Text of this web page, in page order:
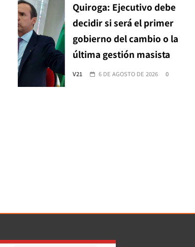
Quiroga: Ejecutivo debe
decidir si será el primer
gobierno del cambio o la
última gestión masista
V21 6 DE AGOSTO DE 2026 0